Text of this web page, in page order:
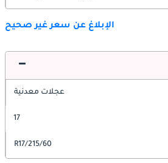
الإبلاغ عن سعر غير صحيح
عجلات معدنية
17
215/60/R17